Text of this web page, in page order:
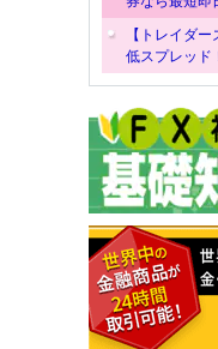
【トレイダ
低スプレッド